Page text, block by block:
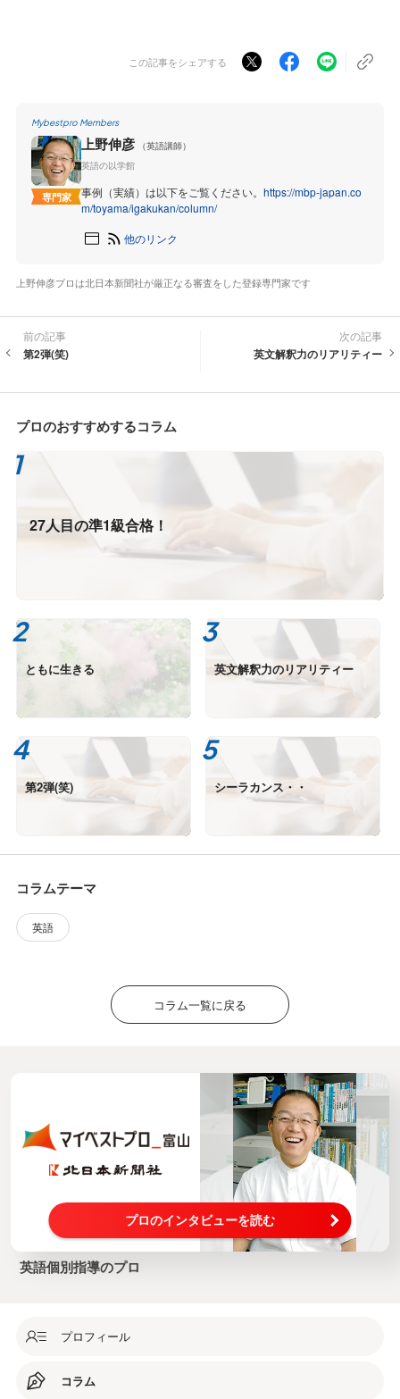
この記事をシェアする
Mybestpro Members
専門家
上野伸彦
（英語講師）
英語の以学館
事例（実績）は以下をご覧ください。 https://mbp-japan.co
m/toyama/igakukan/column/
他のリンク
上野伸彦プロは北日本新聞社が厳正なる審査をした登録専門家です
前の記事
第2弾(笑)
次の記事
英文解釈力のリアリティー
プロのおすすめするコラム
27人目の準1級合格！
ともに生きる 英文解釈力のリアリティー
第2弾(笑) シーラカンス・・
コラムテーマ
英語
コラム一覧に戻る
プロのインタビューを読む
英語個別指導のプロ
プロフィール
コラム